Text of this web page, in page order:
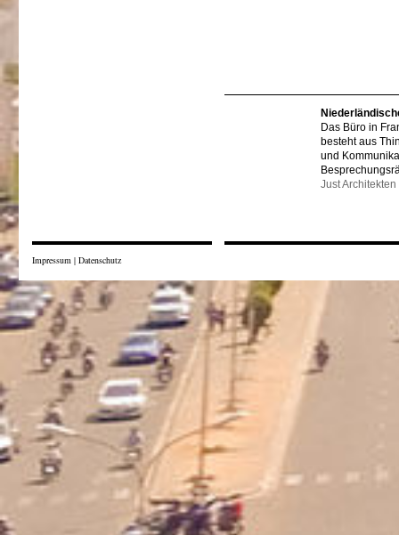
Das Büro in
besteht aus
und
Just Architekten
Impressum | Datenschutz